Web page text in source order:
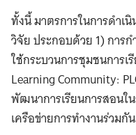
ทั้งนี้ มาตรการในการดำเ
วิจัย ประกอบด้วย 1) การ
ใช้กระบวนการชุมชนการ
Learning Community:
พัฒนาการเรียนการสอนใ
เครือข่ายการทำงานร่วมกัน